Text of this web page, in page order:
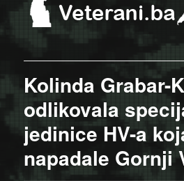
Kolinda Grabar-
odlikovala
jedinice HV-a
napadale Gornji